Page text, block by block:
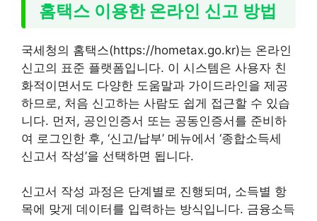
홈택스 이용한 온라인 신고 방법
국세청의 홈택스(https://hometax.go.kr)는 온라인
신고의 표준 플랫폼입니다. 이 시스템은 사용자 친
화적이면서도 다양한 도움말과 가이드라인을 제공
하므로, 처음 신고하는 사람도 쉽게 접근할 수 있습
니다. 먼저, 공인인증서 또는 공동인증서를 준비하
여 로그인한 후, ‘신고/납부’ 메뉴에서 ‘종합소득세
신고서 작성’을 선택하면 됩니다.
신고서 작성 과정은 단계별로 진행되며, 소득별 항
목에 맞게 데이터를 입력하는 방식입니다. 금융소득